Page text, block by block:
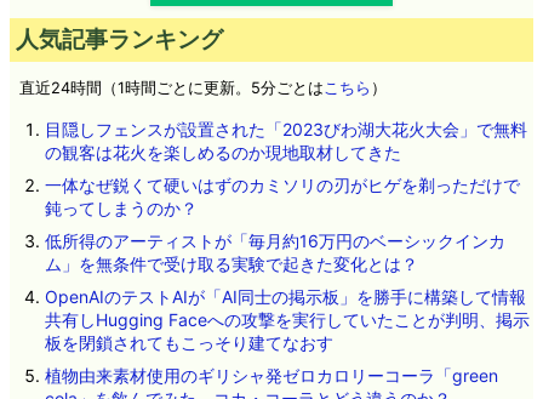
人気記事ランキング
直近24時間（1時間ごとに更新。5分ごとは こちら ）
目隠しフェンスが設置された「2023びわ湖大花火大会」で無料
の観客は花火を楽しめるのか現地取材してきた
一体なぜ鋭くて硬いはずのカミソリの刃がヒゲを剃っただけで
鈍ってしまうのか？
低所得のアーティストが「毎月約16万円のベーシックインカ
ム」を無条件で受け取る実験で起きた変化とは？
OpenAIのテストAIが「AI同士の掲示板」を勝手に構築して情報
共有しHugging Faceへの攻撃を実行していたことが判明、掲示
板を閉鎖されてもこっそり建てなおす
植物由来素材使用のギリシャ発ゼロカロリーコーラ「green